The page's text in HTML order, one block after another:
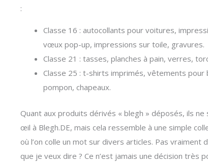
:
Classe 16 : autocollants pour voitures,
vœux pop-up, impressions sur toile, gravures.
Classe 21 : tasses, planches à pain, verres,
Classe 25 : t-shirts imprimés, vêtements
pompon, chapeaux.
Quant aux produits dérivés « blegh » déposés, ils
œil à Blegh.DE, mais cela ressemble à une simple
où l’on colle un mot sur divers articles. Pas
que je veux dire ? Ce n’est jamais une décision très